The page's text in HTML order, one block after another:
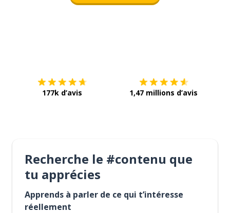
177k d’avis 1,47 millions d’avis
Recherche le #contenu que
tu apprécies
Apprends à parler de ce qui t’intéresse
réellement